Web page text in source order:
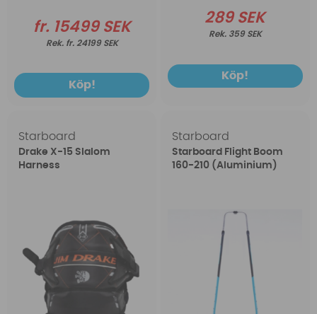
fr. 15499 SEK
fr. 24199 SEK
Köp!
289 SEK
359 SEK
Köp!
Starboard
Drake X-15 Slalom
Harness
Starboard
Starboard Flight Boom
160-210 (Aluminium)